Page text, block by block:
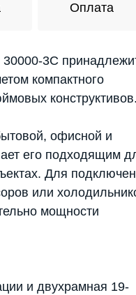
Оплата
3C
компактного
конструктивов.
офисной и
его подходящим
Для
или
мощности
и двухрамная 19-